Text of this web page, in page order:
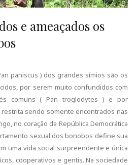
e ameaçados os
paniscus ) dos grandes símios são os
por serem muito confundidos com
comuns ( Pan troglodytes ) e por
sendo somente encontrados nas
no coração da República Democrática
sexual dos bonobos define sua
uma vida social surpreendente e única
cooperativos e gentis. Na sociedade